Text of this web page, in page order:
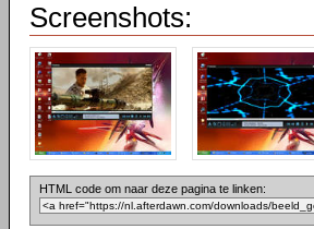
Screenshots:
HTML code om naar deze pagina te linken: